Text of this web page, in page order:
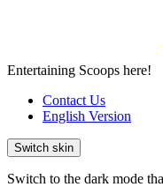
Entertaining Scoops here!
Contact Us
English Version
Switch skin
Switch to the dark mode